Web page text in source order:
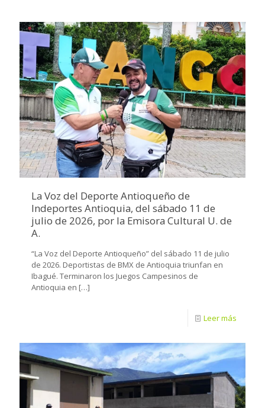
La Voz del Deporte Antioqueño de
Indeportes Antioquia, del sábado 11 de
julio de 2026, por la Emisora Cultural U. de
A.
“La Voz del Deporte Antioqueño” del sábado 11 de julio
de 2026. Deportistas de BMX de Antioquia triunfan en
Ibagué. Terminaron los Juegos Campesinos de
Antioquia en […]
Leer más